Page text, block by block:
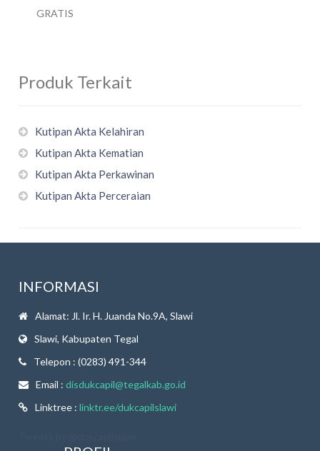
GRATIS
Produk Terkait
Kutipan Akta Kelahiran
Kutipan Akta Kematian
Kutipan Akta Perkawinan
Kutipan Akta Perceraian
INFORMASI
Alamat: Jl. Ir. H. Juanda No.9A, Slawi
Slawi, Kabupaten Tegal
Telepon : (0283) 491-344
Email :disdukcapil@tegalkab.go.id
Linktree :linktr.ee/dukcapilslawi